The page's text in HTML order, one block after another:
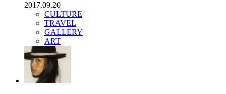
2017.09.20
CULTURE
TRAVEL
GALLERY
ART